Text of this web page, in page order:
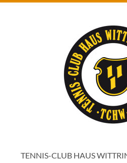
TENNIS-CLUB HAUS